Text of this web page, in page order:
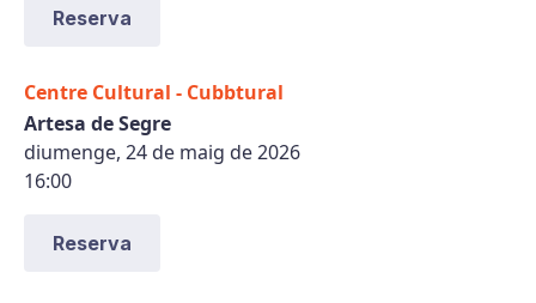
Reserva
Centre Cultural - Cubbtural
Artesa de Segre
diumenge, 24 de maig de 2026
16:00
Reserva